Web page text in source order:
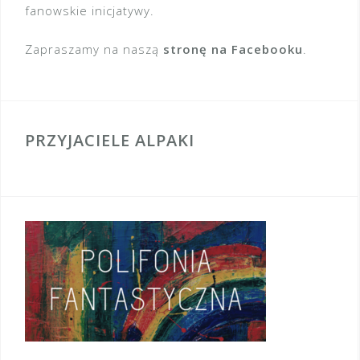
fanowskie inicjatywy.
Zapraszamy na naszą stronę na Facebooku.
PRZYJACIELE ALPAKI